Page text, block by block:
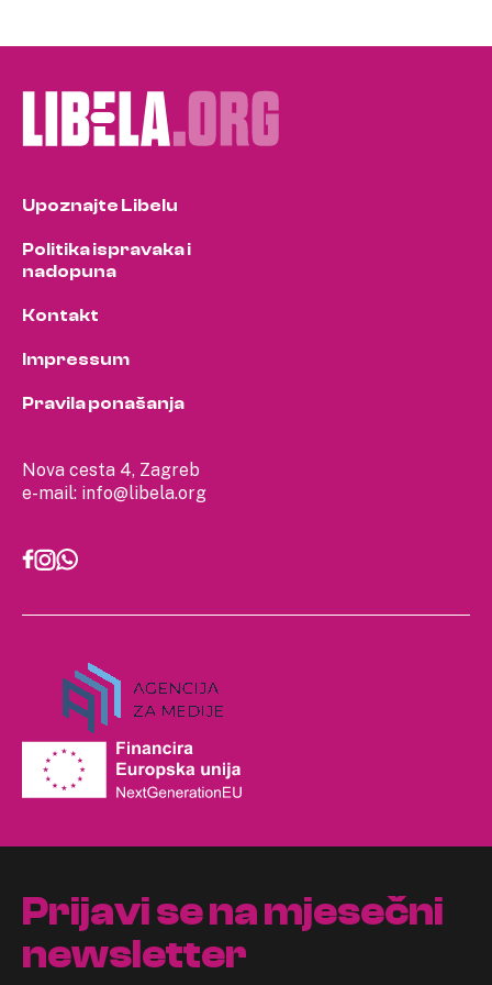
Nova cesta 4, Zagreb
e-mail: info@libela.org
Upoznajte Libelu
Politika ispravaka i
nadopuna
Kontakt
Impressum
Pravila ponašanja
Prijavi se na mjesečni
newsletter